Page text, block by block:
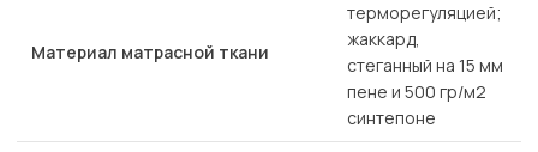
Материал матрасной ткани
терморегуляцией;
жаккард,
стеганный на 15 мм
пене и 500 гр/м2
синтепоне